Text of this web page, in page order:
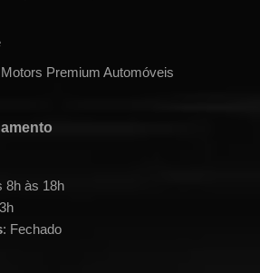
Premium Automóveis
8h às 18h
: Fechado